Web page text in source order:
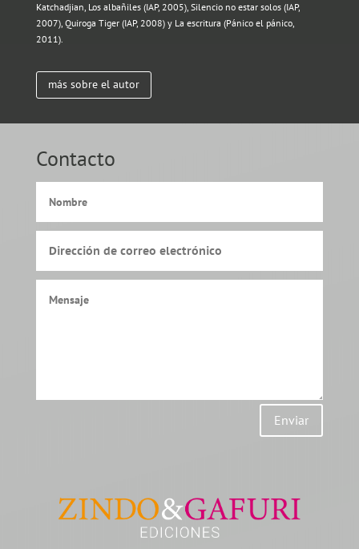
Katchadjian, Los albañiles (IAP, 2005), Silencio no estar solos (IAP,
2007), Quiroga Tiger (IAP, 2008) y La escritura (Pánico el pánico,
2011).
más sobre el autor
Contacto
Enviar